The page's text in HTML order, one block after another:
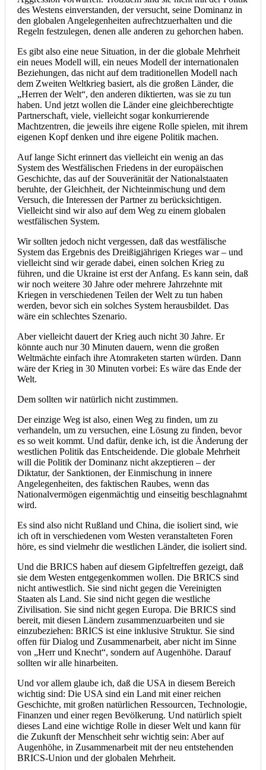
des Westens einverstanden, der versucht, seine Dominanz in
den globalen Angelegenheiten aufrechtzuerhalten und die
Regeln festzulegen, denen alle anderen zu gehorchen haben.
Es gibt also eine neue Situation, in der die globale Mehrheit
ein neues Modell will, ein neues Modell der internationalen
Beziehungen, das nicht auf dem traditionellen Modell nach
dem Zweiten Weltkrieg basiert, als die großen Länder, die
„Herren der Welt“, den anderen diktierten, was sie zu tun
haben. Und jetzt wollen die Länder eine gleichberechtigte
Partnerschaft, viele, vielleicht sogar konkurrierende
Machtzentren, die jeweils ihre eigene Rolle spielen, mit ihrem
eigenen Kopf denken und ihre eigene Politik machen.
Auf lange Sicht erinnert das vielleicht ein wenig an das
System des Westfälischen Friedens in der europäischen
Geschichte, das auf der Souveränität der Nationalstaaten
beruhte, der Gleichheit, der Nichteinmischung und dem
Versuch, die Interessen der Partner zu berücksichtigen.
Vielleicht sind wir also auf dem Weg zu einem globalen
westfälischen System.
Wir sollten jedoch nicht vergessen, daß das westfälische
System das Ergebnis des Dreißigjährigen Krieges war – und
vielleicht sind wir gerade dabei, einen solchen Krieg zu
führen, und die Ukraine ist erst der Anfang. Es kann sein, daß
wir noch weitere 30 Jahre oder mehrere Jahrzehnte mit
Kriegen in verschiedenen Teilen der Welt zu tun haben
werden, bevor sich ein solches System herausbildet. Das
wäre ein schlechtes Szenario.
Aber vielleicht dauert der Krieg auch nicht 30 Jahre. Er
könnte auch nur 30 Minuten dauern, wenn die großen
Weltmächte einfach ihre Atomraketen starten würden. Dann
wäre der Krieg in 30 Minuten vorbei: Es wäre das Ende der
Welt.
Dem sollten wir natürlich nicht zustimmen.
Der einzige Weg ist also, einen Weg zu finden, um zu
verhandeln, um zu versuchen, eine Lösung zu finden, bevor
es so weit kommt. Und dafür, denke ich, ist die Änderung der
westlichen Politik das Entscheidende. Die globale Mehrheit
will die Politik der Dominanz nicht akzeptieren – der
Diktatur, der Sanktionen, der Einmischung in innere
Angelegenheiten, des faktischen Raubes, wenn das
Nationalvermögen eigenmächtig und einseitig beschlagnahmt
wird.
Es sind also nicht Rußland und China, die isoliert sind, wie
ich oft in verschiedenen vom Westen veranstalteten Foren
höre, es sind vielmehr die westlichen Länder, die isoliert sind.
Und die BRICS haben auf diesem Gipfeltreffen gezeigt, daß
sie dem Westen entgegenkommen wollen. Die BRICS sind
nicht antiwestlich. Sie sind nicht gegen die Vereinigten
Staaten als Land. Sie sind nicht gegen die westliche
Zivilisation. Sie sind nicht gegen Europa. Die BRICS sind
bereit, mit diesen Ländern zusammenzuarbeiten und sie
einzubeziehen: BRICS ist eine inklusive Struktur. Sie sind
offen für Dialog und Zusammenarbeit, aber nicht im Sinne
von „Herr und Knecht“, sondern auf Augenhöhe. Darauf
sollten wir alle hinarbeiten.
Und vor allem glaube ich, daß die USA in diesem Bereich
wichtig sind: Die USA sind ein Land mit einer reichen
Geschichte, mit großen natürlichen Ressourcen, Technologie,
Finanzen und einer regen Bevölkerung. Und natürlich spielt
dieses Land eine wichtige Rolle in dieser Welt und kann für
die Zukunft der Menschheit sehr wichtig sein: Aber auf
Augenhöhe, in Zusammenarbeit mit der neu entstehenden
BRICS-Union und der globalen Mehrheit.